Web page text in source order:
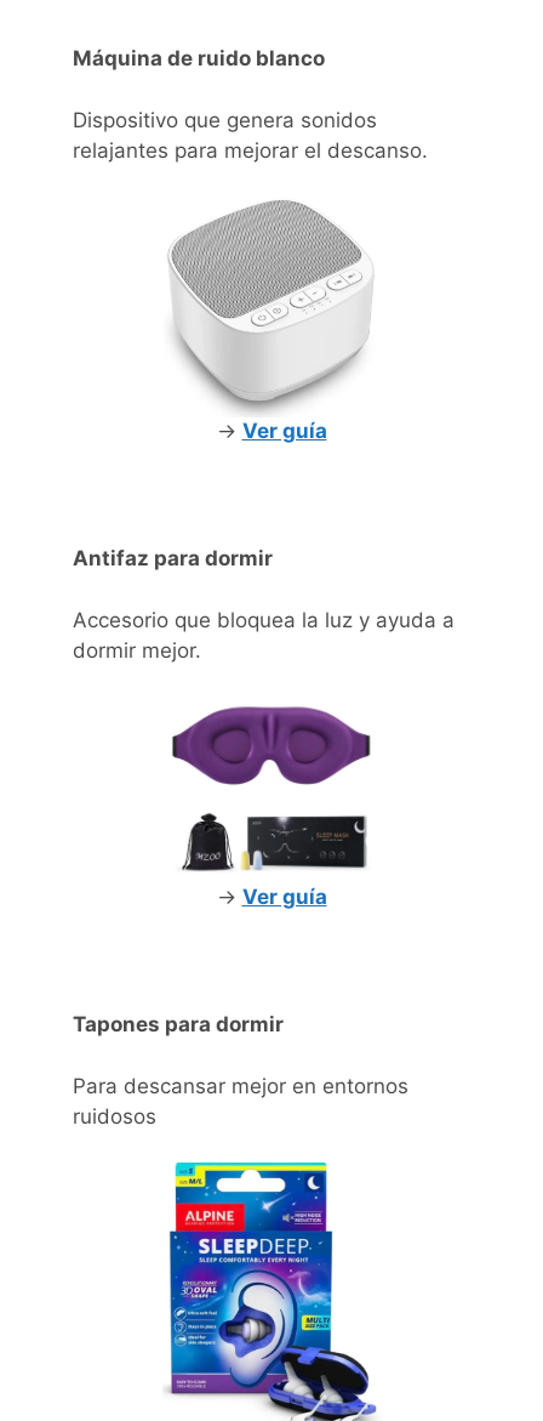
Máquina de ruido blanco
Dispositivo que genera sonidos
relajantes para mejorar el descanso.
-> Ver guía
Antifaz para dormir
Accesorio que bloquea la luz y ayuda a
dormir mejor.
-> Ver guía
Tapones para dormir
Para descansar mejor en entornos
ruidosos